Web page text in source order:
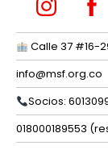
Calle 37 #16-
info@msf.org.co
Socios:
018000189553